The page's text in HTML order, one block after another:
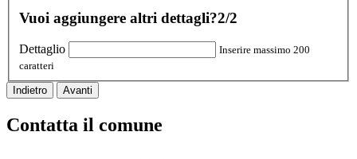
Vuoi aggiungere altri dettagli?2/2
Dettaglio
Inserire massimo 200
caratteri
Indietro Avanti
Contatta il comune